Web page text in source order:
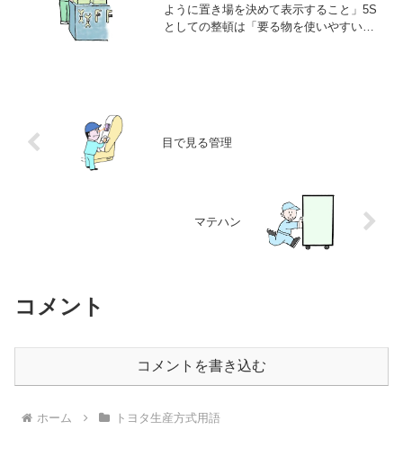
ように置き場を決めて表示すること」5S
としての整頓は「要る物を使いやすいよ
目で見る管理
マテハン
コメント
コメントを書き込む
ホーム トヨタ生産方式用語